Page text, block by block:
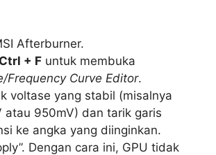
Afterburner.
Ctrl + F untuk membuka
Frequency Curve Editor.
voltase yang stabil (misalnya
atau 950mV) dan tarik garis
ke angka yang diinginkan.
Dengan cara ini, GPU tidak